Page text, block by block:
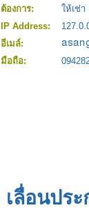
ต้องการ:
ให้เช่า
IP Address:
อีเมล์:
มือถือ:
เลื่อนปร